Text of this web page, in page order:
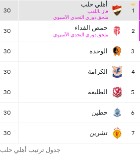
1
أهلي حلب
فاز باللقب
ملحق دوري التحدي الآسيوي
30
2 حمص الفداء
ملحق دوري التحدي الآسيوي
30
3 الوحدة 30
4 الكرامة 30
5 الطليعة 30
6 حطين 30
7 تشرين 30
جدول ترتيب أهلي حلب